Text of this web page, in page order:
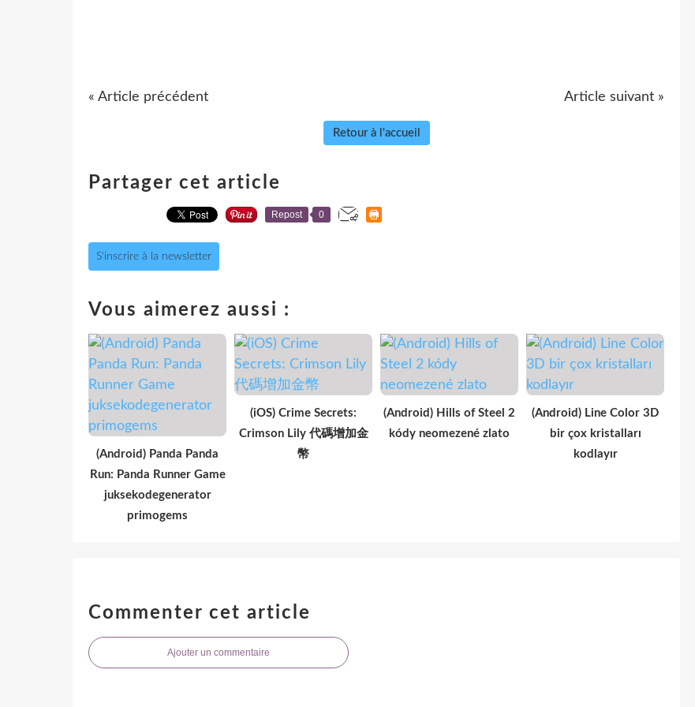
« Article précédent Article suivant »
Retour à l'accueil
Partager cet article
Repost 0
S'inscrire à la newsletter
Vous aimerez aussi :
(Android) Panda Panda
Run: Panda Runner Game
juksekodegenerator
primogems
(iOS) Crime Secrets:
Crimson Lily 代碼增加金
幣
(Android) Hills of Steel 2
kódy neomezené zlato
(Android) Line Color 3D
bir çox kristalları
kodlayır
Commenter cet article
Ajouter un commentaire